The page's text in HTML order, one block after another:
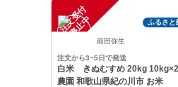
注
文
受
付
停
止
中 ふるさと
前田弥生
注文から3~5日で発送
白米 きぬむすめ 20kg 10kg×2
農園 和歌山県紀の川市 お米